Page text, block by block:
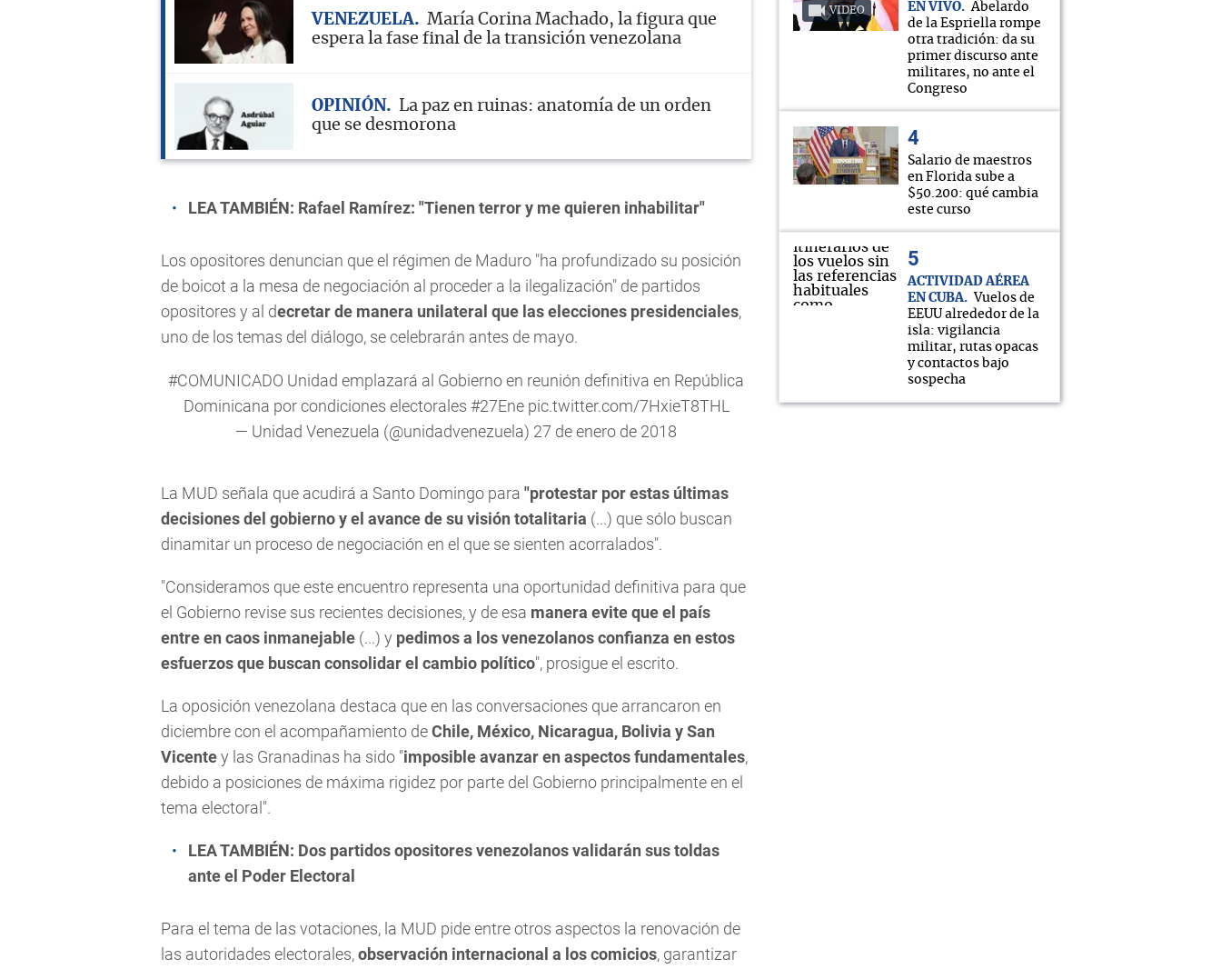
VENEZUELA
María Corina Machado, la figura que
espera la fase final de la transición venezolana
OPINIÓN
La paz en ruinas: anatomía de un orden
que se desmorona
LEA TAMBIÉN: Rafael Ramírez: "Tienen terror y me quieren inhabilitar"
Los opositores denuncian que el régimen de Maduro "ha profundizado su posición
de boicot a la mesa de negociación al proceder a la ilegalización" de partidos
opositores y al decretar de manera unilateral que las elecciones presidenciales,
uno de los temas del diálogo, se celebrarán antes de mayo.
#COMUNICADO Unidad emplazará al Gobierno en reunión definitiva en República
Dominicana por condiciones electorales #27Ene pic.twitter.com/7HxieT8THL
— Unidad Venezuela (@unidadvenezuela) 27 de enero de 2018
La MUD señala que acudirá a Santo Domingo para "protestar por estas últimas
decisiones del gobierno y el avance de su visión totalitaria (...) que sólo buscan
dinamitar un proceso de negociación en el que se sienten acorralados".
"Consideramos que este encuentro representa una oportunidad definitiva para que
el Gobierno revise sus recientes decisiones, y de esa manera evite que el país
entre en caos inmanejable (...) y pedimos a los venezolanos confianza en estos
esfuerzos que buscan consolidar el cambio político", prosigue el escrito.
La oposición venezolana destaca que en las conversaciones que arrancaron en
diciembre con el acompañamiento deChile, México, Nicaragua, Bolivia y San
Vicentey las Granadinas ha sido "imposible avanzar en aspectos fundamentales,
debido a posiciones de máxima rigidez por parte del Gobierno principalmente en el
tema electoral".
LEA TAMBIÉN: Dos partidos opositores venezolanos validarán sus toldas
ante el Poder Electoral
Para el tema de las votaciones, la MUD pide entre otros aspectos la renovación de
las autoridades electorales,observación internacional a los comicios, garantizar
VIDEO EN VIVO
Abelardo
de la Espriella rompe
otra tradición: da su
primer discurso ante
militares, no ante el
Congreso
Salario de maestros
en Florida sube a
$50.200: qué cambia
este curso
ACTIVIDAD AÉREA
EN CUBA
Vuelos de
EEUU alrededor de la
isla: vigilancia
militar, rutas opacas
y contactos bajo
sospecha